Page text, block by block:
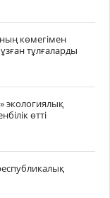
көмегімен
тұлғаларды
экологиялық
өтті